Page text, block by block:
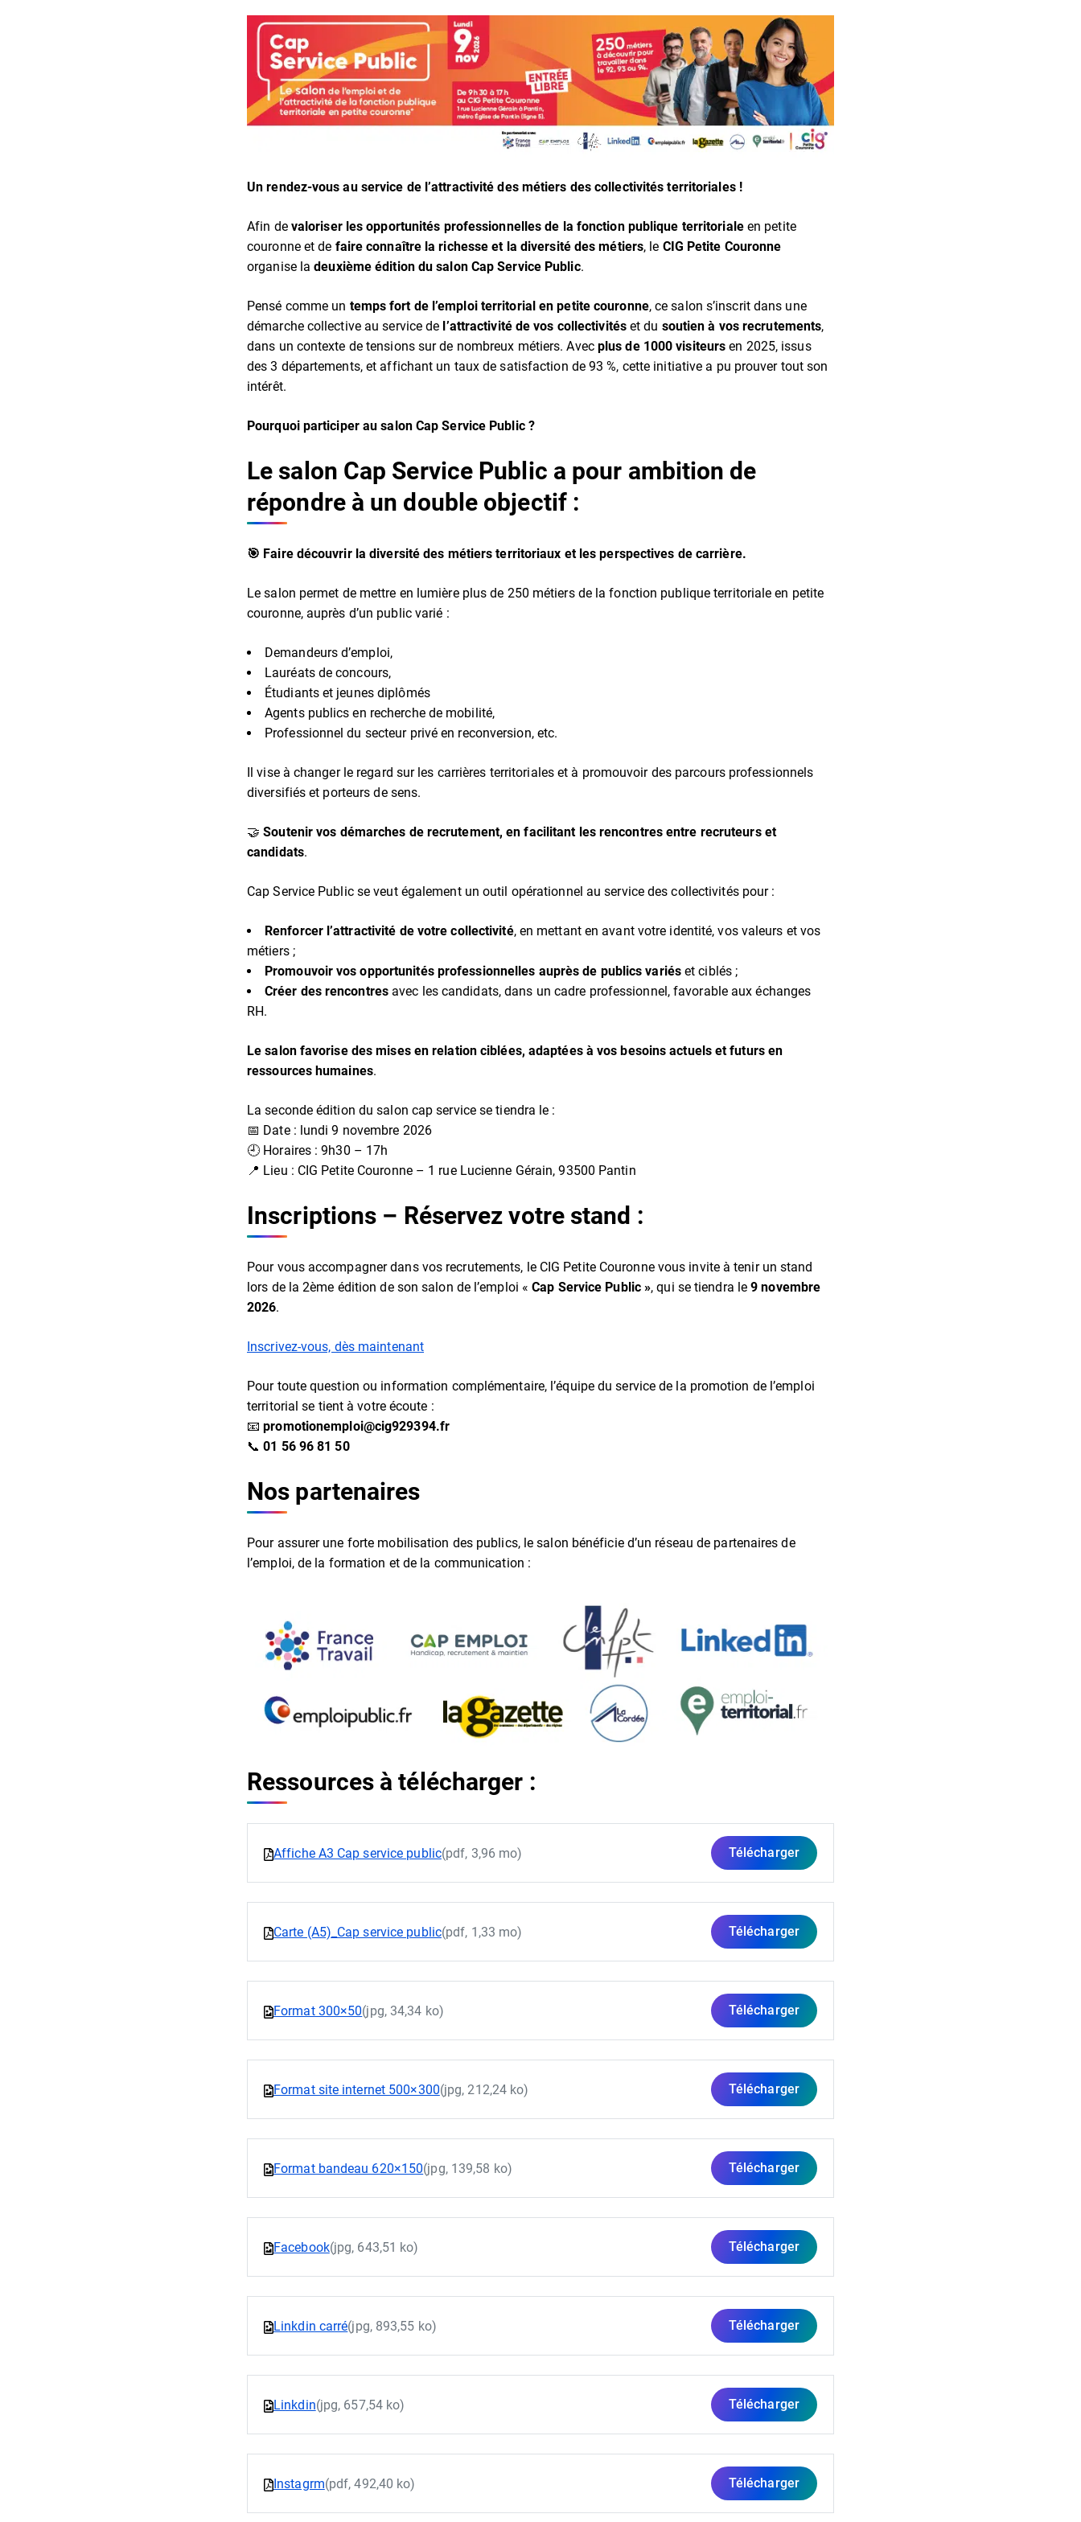
Un rendez-vous au service de l’attractivité des métiers des collectivités territoriales !
Afin de valoriser les opportunités professionnelles de la fonction publique territorialeen petite
couronne et de faire connaître la richesse et la diversité des métiers, le CIG Petite Couronne
organise ladeuxième édition du salon Cap Service Public.
Pensé comme un temps fort de l’emploi territorial en petite couronne, ce salon s’inscrit dans une
démarche collective au service de l’attractivité de vos collectivitéset du soutien à vos recrutements,
dans un contexte de tensions sur de nombreux métiers. Avec plus de 1000 visiteurs en 2025, issus
des 3 départements, et affichant un taux de satisfaction de 93 %, cette initiative a pu prouver tout son
intérêt.
Pourquoi participer au salon Cap Service Public ?
Le salon Cap Service Public a pour ambition de
répondre à un double objectif :
🎯 Faire découvrir la diversité des métiers territoriaux et les perspectives de carrière.
Le salon permet de mettre en lumière plus de 250 métiers de la fonction publique territoriale en petite
couronne, auprès d’un public varié :
Demandeurs d’emploi,
Lauréats de concours,
Étudiants et jeunes diplômés
Agents publics en recherche de mobilité,
Professionnel du secteur privé en reconversion, etc.
Il vise à changer le regard sur les carrières territoriales et à promouvoir des parcours professionnels
diversifiés et porteurs de sens.
🤝Soutenir vos démarches de recrutement, en facilitant les rencontres entre recruteurs et
candidats.
Cap Service Public se veut également un outil opérationnel au service des collectivités pour :
Renforcer l’attractivité de votre collectivité, en mettant en avant votre identité, vos valeurs et vos
métiers ;
Promouvoir vos opportunités professionnelles auprès de publics variéset ciblés ;
Créer des rencontres avec les candidats, dans un cadre professionnel, favorable aux échanges
RH.
Le salon favorise des mises en relation ciblées, adaptées à vos besoins actuels et futurs en
ressources humaines.
La seconde édition du salon cap service se tiendra le :
📅 Date : lundi 9 novembre 2026
🕘 Horaires : 9h30 – 17h
📍 Lieu : CIG Petite Couronne – 1 rue Lucienne Gérain, 93500 Pantin
Inscriptions – Réservez votre stand :
Pour vous accompagner dans vos recrutements, le CIG Petite Couronne vous invite à tenir un stand
lors de la 2ème édition de son salon de l’emploi «Cap Service Public », qui se tiendra le9 novembre
2026.
Inscrivez-vous, dès maintenant
Pour toute question ou information complémentaire, l’équipe du service de la promotion de l’emploi
territorial se tient à votre écoute :
📧promotionemploi@cig929394.fr
📞01 56 96 81 50
Nos partenaires
Pour assurer une forte mobilisation des publics, le salon bénéficie d’un réseau de partenaires de
l’emploi, de la formation et de la communication :
Ressources à télécharger :
Affiche A3 Cap service public(pdf, 3,96 mo) Télécharger
Carte (A5)_Cap service public(pdf, 1,33 mo) Télécharger
Format 300×50(jpg, 34,34 ko) Télécharger
Format site internet 500×300(jpg, 212,24 ko) Télécharger
Format bandeau 620×150(jpg, 139,58 ko) Télécharger
Facebook(jpg, 643,51 ko) Télécharger
Linkdin carré(jpg, 893,55 ko) Télécharger
Linkdin(jpg, 657,54 ko) Télécharger
Instagrm(pdf, 492,40 ko) Télécharger